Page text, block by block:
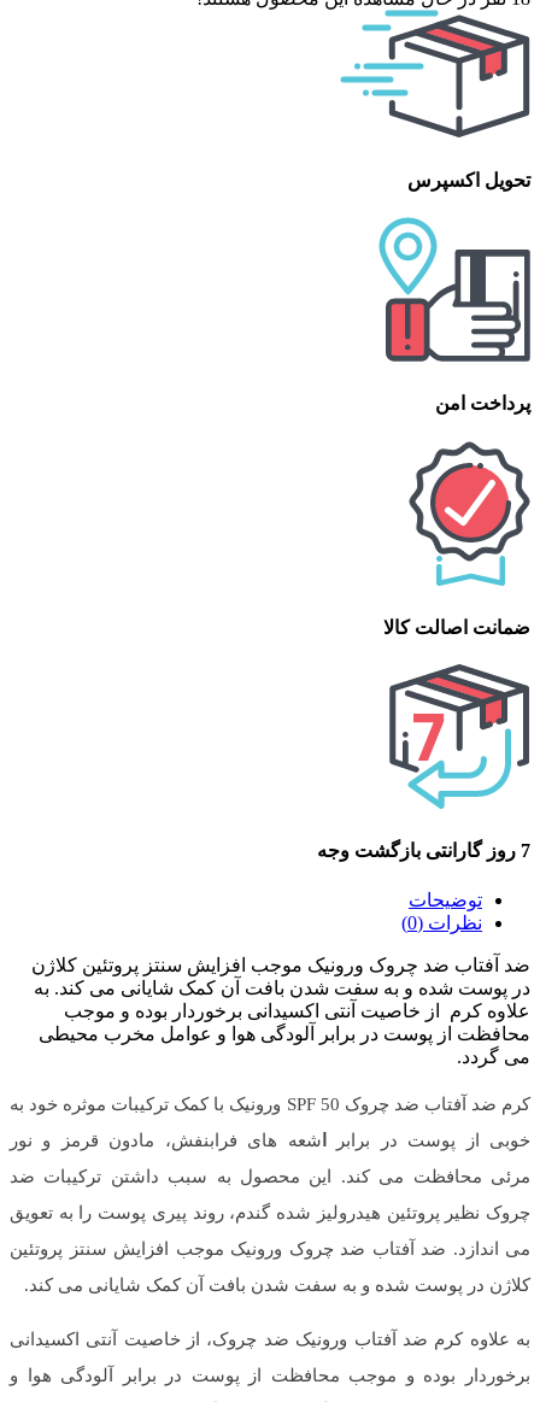
تحویل اکسپرس
پرداخت امن
ضمانت اصالت کالا
7 روز گارانتی بازگشت وجه
توضیحات
نظرات (0)
ضد آفتاب ضد چروک ورونیک موجب افزایش سنتز پروتئین کلاژن
در پوست شده و به سفت شدن بافت آن کمک شایانی می کند. به
علاوه کرم از خاصیت آنتی اکسیدانی برخوردار بوده و موجب
محافظت از پوست در برابر آلودگی هوا و عوامل مخرب محیطی
می گردد.
کرم ضد آفتاب ضد چروک SPF 50 ورونیک با کمک ترکیبات موثره خود به
خوبی از پوست در برابر
شعه های فرابنفش، مادون قرمز و نور
مرئی محافظت می کند. این محصول به سبب داشتن ترکیبات ضد
چروک نظیر پروتئین هیدرولیز شده گندم، روند پیری پوست را به تعویق
می اندازد. ضد آفتاب ضد چروک ورونیک موجب افزایش سنتز پروتئین
کلاژن در پوست شده و به سفت شدن بافت آن کمک شایانی می کند.
به علاوه کرم ضد آفتاب ورونیک ضد چروک، از خاصیت آنتی اکسیدانی
برخوردار بوده و موجب محافظت از پوست در برابر آلودگی هوا و